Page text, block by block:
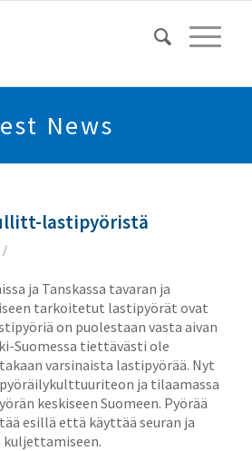
News
lastipyöristä
/
ja Tanskassa tavaran ja
tarkoitetut lastipyörät ovat
on puolestaan vasta aivan
Suomessa tiettävästi ole
varsinaista lastipyörää. Nyt
pyöräilykulttuuriteon ja tilaamassa
keskiseen Suomeen. Pyörää
esillä että käyttää seuran ja
kuljettamiseen.